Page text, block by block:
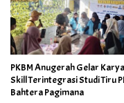
PKBM Anugerah Gelar
Skill Terintegrasi Studi Tiru
Bahtera Pagimana